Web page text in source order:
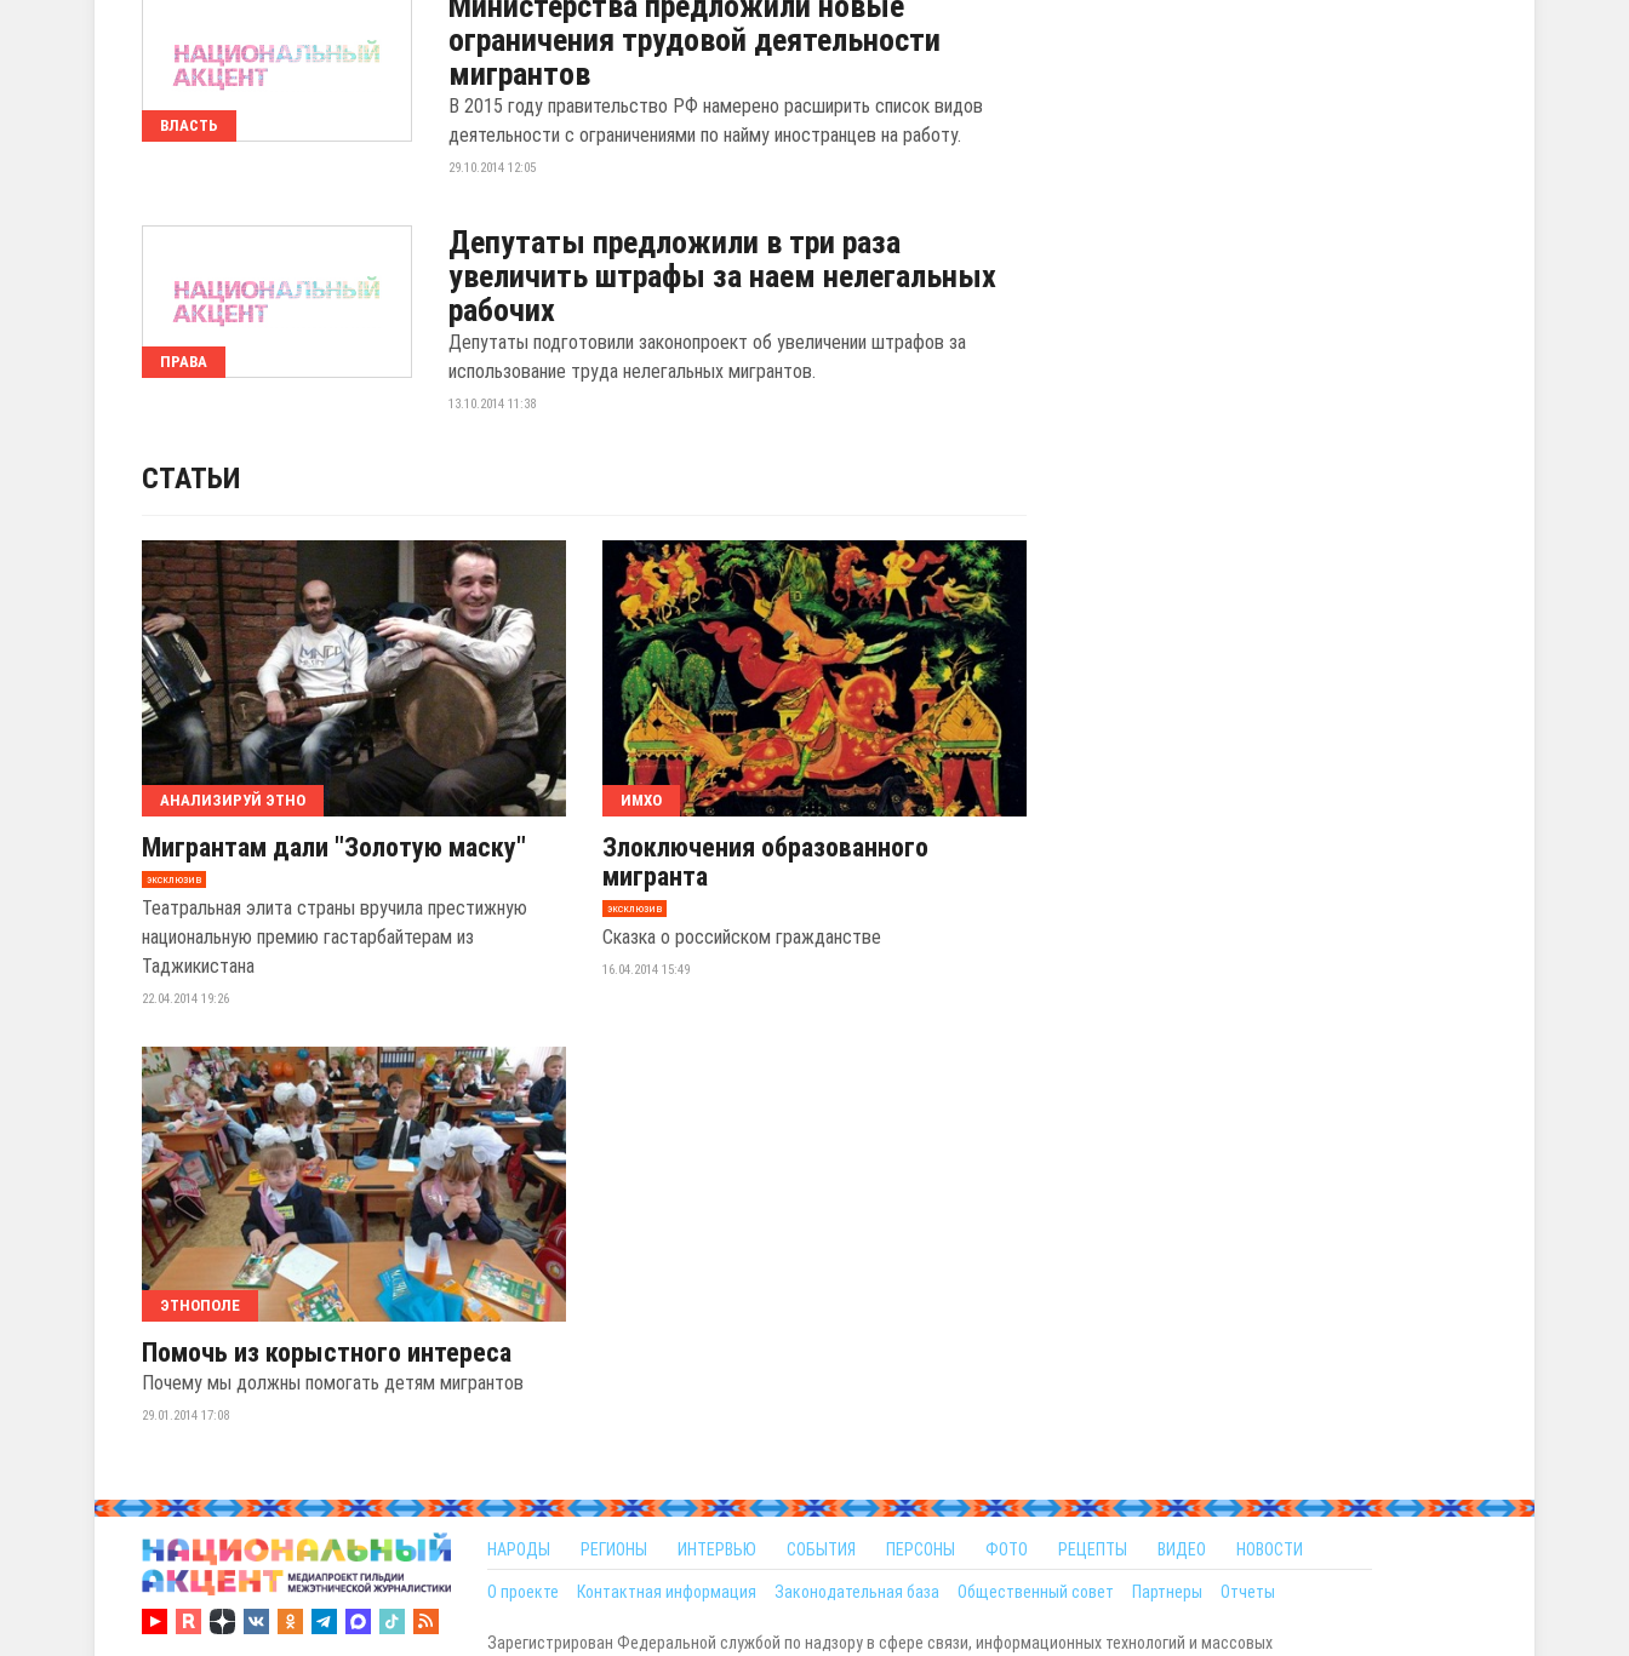
ВЛАСТЬ
ограничения трудовой деятельности
мигрантов
В 2015 году правительство РФ намерено расширить список видов
деятельности с ограничениями по найму иностранцев на работу.
29.10.2014 12:05
ПРАВА
Депутаты предложили в три раза
увеличить штрафы за наем нелегальных
рабочих
Депутаты подготовили законопроект об увеличении штрафов за
использование труда нелегальных мигрантов.
13.10.2014 11:38
СТАТЬИ
АНАЛИЗИРУЙ ЭТНО
Мигрантам дали "Золотую маску"
эксклюзив
Театральная элита страны вручила престижную
национальную премию гастарбайтерам из
Таджикистана
22.04.2014 19:26
ИМХО
Злоключения образованного
мигранта
эксклюзив
Сказка о российском гражданстве
16.04.2014 15:49
ЭТНОПОЛЕ
Помочь из корыстного интереса
Почему мы должны помогать детям мигрантов
29.01.2014 17:08
НАРОДЫ РЕГИОНЫ ИНТЕРВЬЮ СОБЫТИЯ ПЕРСОНЫ ФОТО РЕЦЕПТЫ ВИДЕО НОВОСТИ
О проекте Контактная информация Законодательная база Общественный совет Партнеры Отчеты
Зарегистрирован Федеральной службой по надзору в сфере связи, информационных технологий и массовых